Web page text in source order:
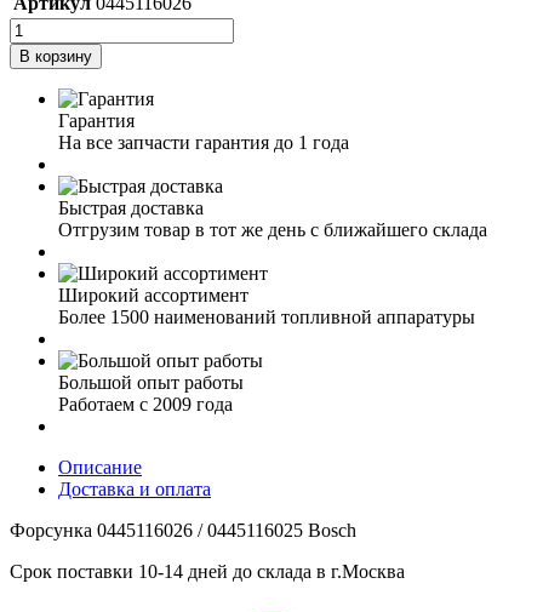
В корзину
Гарантия
На все запчасти гарантия до 1 года
Быстрая доставка
Отгрузим товар в тот же день с ближайшего склада
Широкий ассортимент
Более 1500 наименований топливной аппаратуры
Большой опыт работы
Работаем с 2009 года
Описание
Доставка и оплата
Форсунка 0445116026 / 0445116025 Bosch
Срок поставки 10-14 дней до склада в г.Москва